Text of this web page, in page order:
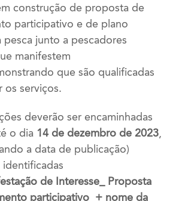
construção de proposta de
participativo e de plano
junto a pescadores
manifestem
que são qualificadas
os serviços.
deverão ser encaminhadas
o dia 14 de dezembro de 2023,
a data de publicação)
de Interesse_ Proposta
participativo + nome da